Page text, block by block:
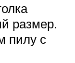
размер.
пилу с